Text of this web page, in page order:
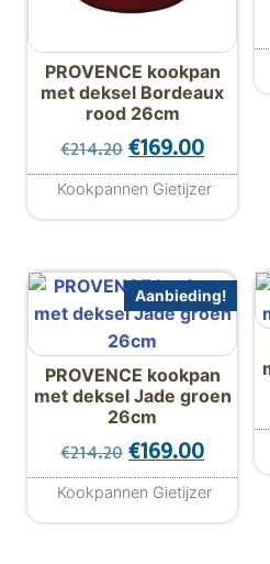
PROVENCE kookpan
met deksel Bordeaux
rood 26cm
€214.20 €169.00
Kookpannen Gietijzer
Aanbieding!
PROVENCE kookpan
met deksel Jade groen
26cm
€214.20 €169.00
Kookpannen Gietijzer